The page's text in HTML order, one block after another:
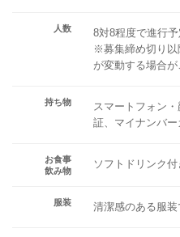
人数
8対8程度で進行予
※募集締め切り以
が変動する場合が
持ち物
スマートフォン
証、マイナンバー
お食事
飲み物
ソフトドリンク付
服装 清潔感のある服装